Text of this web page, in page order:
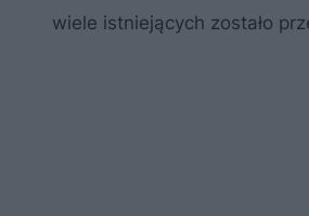
wiele istniejących zostało